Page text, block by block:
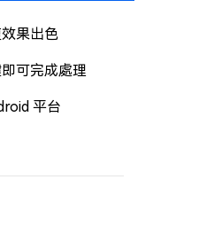
果出色
可完成處理
平台